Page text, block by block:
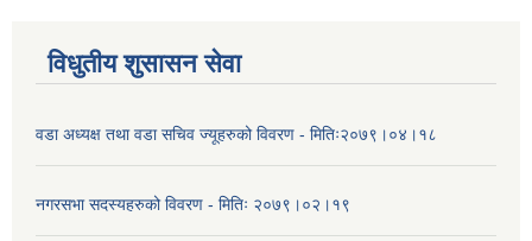
विधुतीय शुसासन सेवा
वडा अध्यक्ष तथा वडा सचिव ज्यूहरुको विवरण - मितिः२०७९।०४।१८
नगरसभा सदस्यहरुको विवरण - मितिः २०७९।०२।१९